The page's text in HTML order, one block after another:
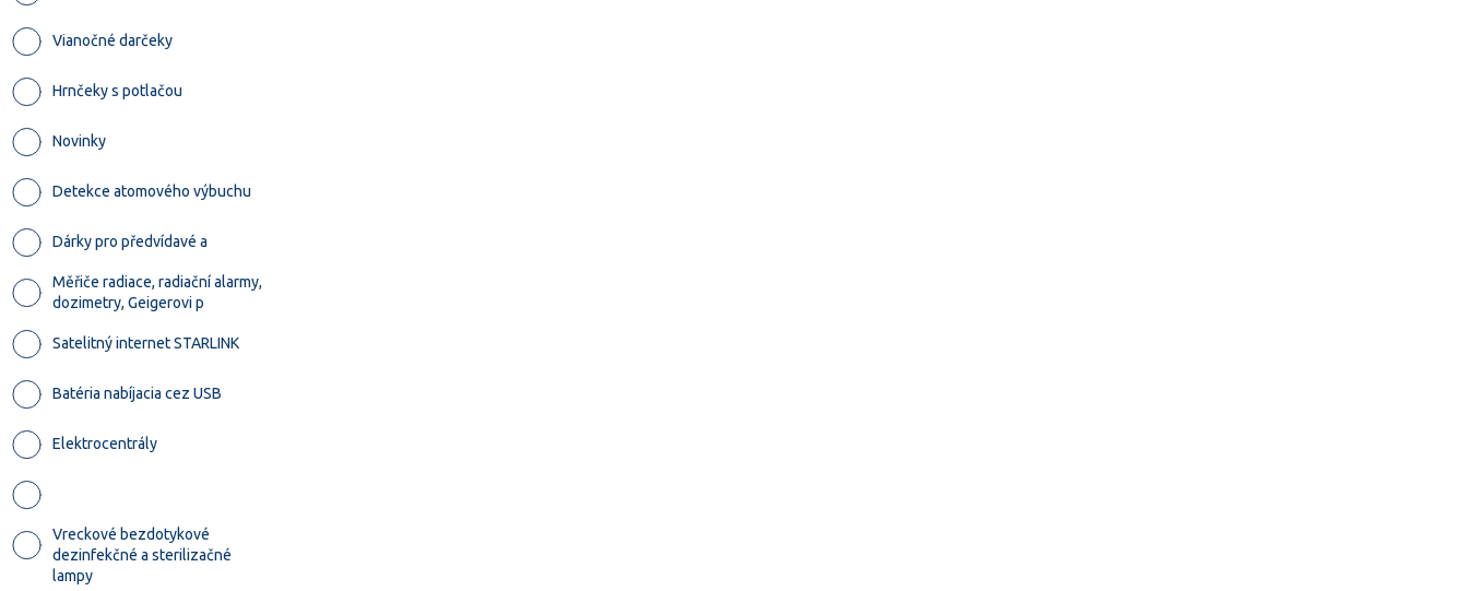
Vianočné darčeky
Hrnčeky s potlačou
Novinky
Detekce atomového výbuchu
Dárky pro předvídavé a
Měřiče radiace, radiační alarmy,
dozimetry, Geigerovi p
Satelitný internet STARLINK
Batéria nabíjacia cez USB
Elektrocentrály
Vreckové bezdotykové
dezinfekčné a sterilizačné
lampy